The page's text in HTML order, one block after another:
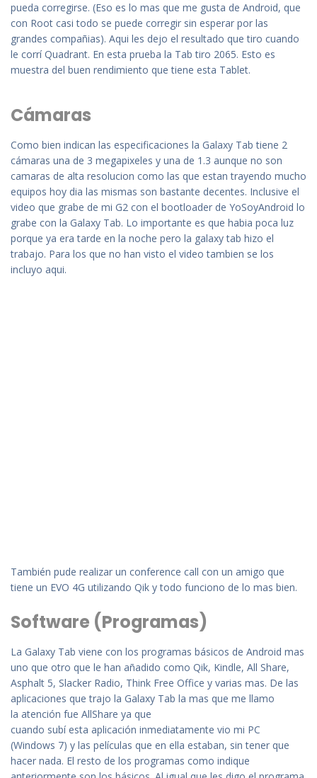
pueda corregirse. (Eso es lo mas que me gusta de Android, que
con Root casi todo se puede corregir sin esperar por las
grandes compañias). Aqui les dejo el resultado que tiro cuando
le corrí Quadrant. En esta prueba la Tab tiro 2065. Esto es
muestra del buen rendimiento que tiene esta Tablet.
Cámaras
Como bien indican las especificaciones la Galaxy Tab tiene 2
cámaras una de 3 megapixeles y una de 1.3 aunque no son
camaras de alta resolucion como las que estan trayendo mucho
equipos hoy dia las mismas son bastante decentes. Inclusive el
video que grabe de mi G2 con el bootloader de YoSoyAndroid lo
grabe con la Galaxy Tab. Lo importante es que habia poca luz
porque ya era tarde en la noche pero la galaxy tab hizo el
trabajo. Para los que no han visto el video tambien se los
incluyo aqui.
También pude realizar un conference call con un amigo que
tiene un EVO 4G utilizando Qik y todo funciono de lo mas bien.
Software (Programas)
La Galaxy Tab viene con los programas básicos de Android mas
uno que otro que le han añadido como Qik, Kindle, All Share,
Asphalt 5, Slacker Radio, Think Free Office y varias mas. De las
aplicaciones que trajo la Galaxy Tab la mas que me llamo
la atención fue AllShare ya que
cuando subí esta aplicación inmediatamente vio mi PC
(Windows 7) y las películas que en ella estaban, sin tener que
hacer nada. El resto de los programas como indique